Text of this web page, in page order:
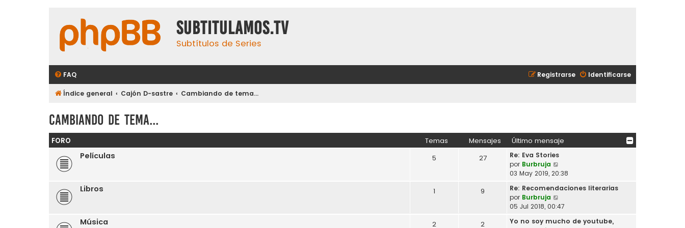
subtitulamos.tv
Subtítulos de Series
FAQ Identificarse
Registrarse
Índice general Cajón D-sastre Cambiando de tema...
Cambiando de tema...
FORO Temas Mensajes Último mensaje
Películas 5 27
Re: Eva Stories
por Burbruja
e
ú
t
i
03 May 2019, 20:38
Libros 1 9
Re: Recomendaciones literarias
por Burbruja
e
ú
05 Jul 2018, 00:47
Música 2 2
Yo no soy mucho de youtube,